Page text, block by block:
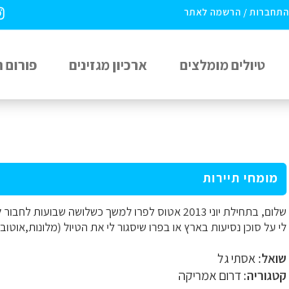
התחברות / הרשמה לאתר
טיולים מומלצים ארכיון מגזינים
מומחי תיירות
שלום, בתחילת יוני 2013 אטוס לפרו למשך
לי על סוכן נסיעות בארץ או בפרו שיסגור לי את הטיול
שואל:אסתי גל
קטגוריה:דרום אמריקה